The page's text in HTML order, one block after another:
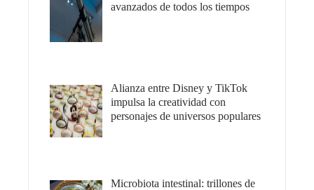
avanzados de todos los tiempos
Alianza entre Disney y TikTok
impulsa la creatividad con
personajes de universos populares
Microbiota intestinal: trillones de